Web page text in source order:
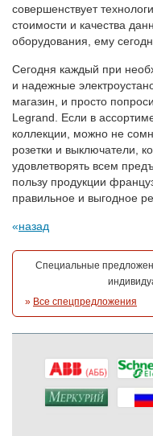
совершенствует
стоимости и качества
оборудования, ему
Сегодня каждый при
и надежные
магазин, и просто
Legrand. Если в
коллекции, можно не
розетки и выключатели,
удовлетворять всем
пользу продукции
правильное и выгодное
назад
Специальные
» Все спецпредложения